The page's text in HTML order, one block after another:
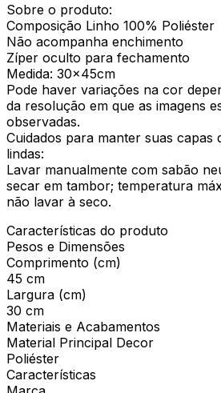
Sobre o produto:
Composição Linho 100% Poliéster
Não acompanha enchimento
Zíper oculto para fechamento
Medida: 30x45cm
Pode haver variações na cor
da resolução em que as imagens
observadas.
Cuidados para manter suas capas
lindas:
Lavar manualmente com sabão
secar em tambor; temperatura
não lavar à seco.​
Características do produto
Pesos e Dimensões
Comprimento (cm)
45 cm
Largura (cm)
30 cm
Materiais e Acabamentos
Material Principal Decor
Poliéster
Características